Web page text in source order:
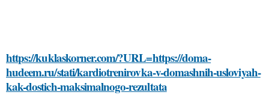
https://kuklaskorner.com/?URL=https://doma-
hudeem.ru/stati/kardiotrenirovka-v-domashnih-usloviyah-
kak-dostich-maksimalnogo-rezultata